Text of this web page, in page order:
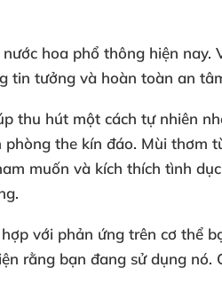
hoa phổ thông hiện nay.
tin tưởng và hoàn toàn an
thu hút một cách tự nhiên
the kín đáo. Mùi thơm
muốn và kích thích tình
với phản ứng trên cơ thể
rằng bạn đang sử dụng nó.